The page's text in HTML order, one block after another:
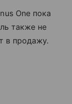
One пока
также не
в продажу.